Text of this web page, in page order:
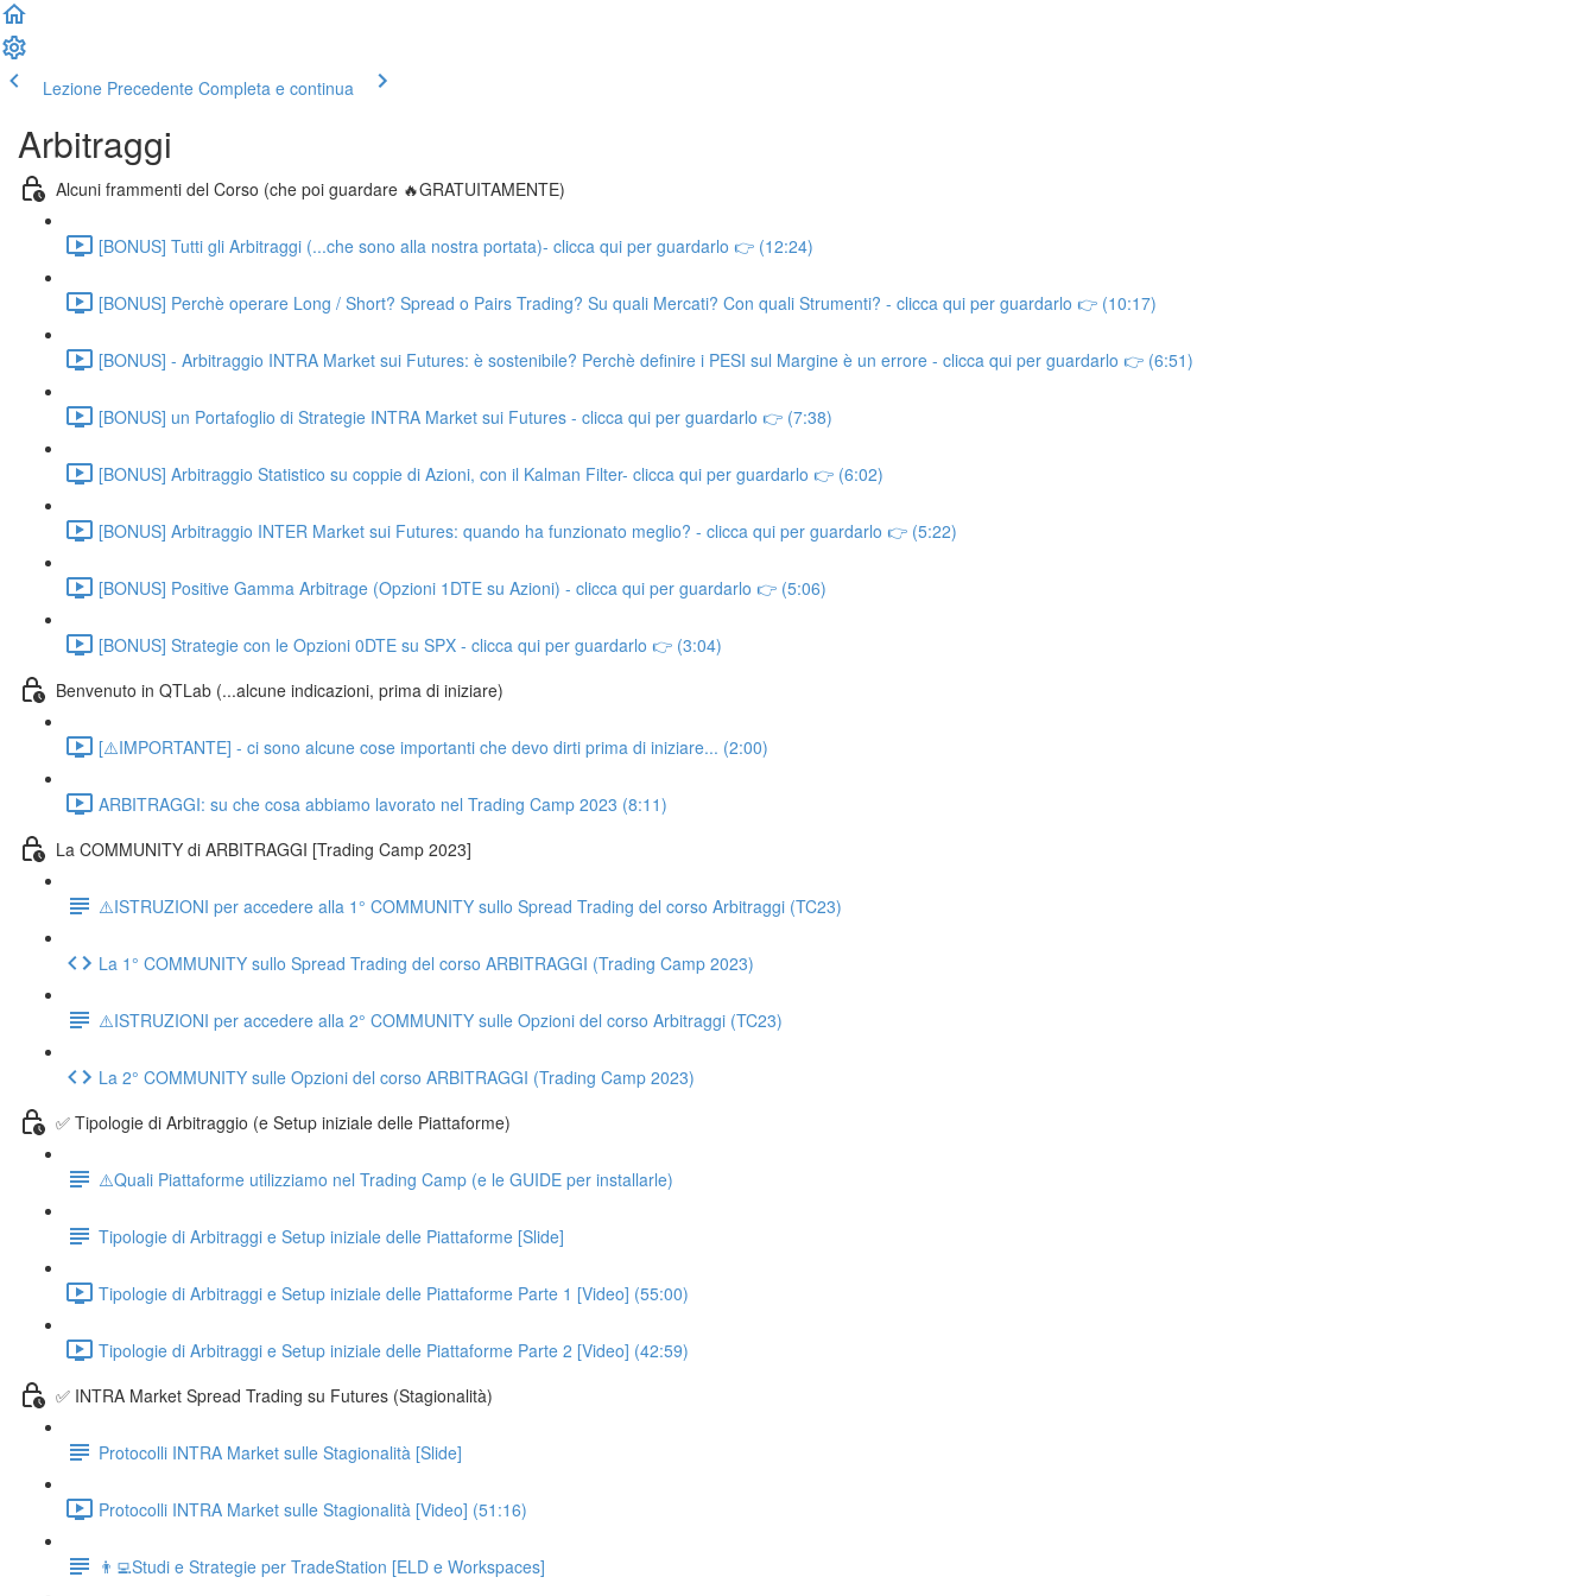
Lezione Precedente Completa e continua
Arbitraggi
Alcuni frammenti del Corso (che poi guardare 🔥GRATUITAMENTE)
[BONUS] Tutti gli Arbitraggi (...che sono alla nostra portata)- clicca qui per guardarlo 👉 (12:24)
[BONUS] Perchè operare Long / Short? Spread o Pairs Trading? Su quali Mercati? Con quali Strumenti? - clicca qui per guardarlo 👉 (10:17)
[BONUS] - Arbitraggio INTRA Market sui Futures: è sostenibile? Perchè definire i PESI sul Margine è un errore - clicca qui per guardarlo 👉 (6:51)
[BONUS] un Portafoglio di Strategie INTRA Market sui Futures - clicca qui per guardarlo 👉 (7:38)
[BONUS] Arbitraggio Statistico su coppie di Azioni, con il Kalman Filter- clicca qui per guardarlo 👉 (6:02)
[BONUS] Arbitraggio INTER Market sui Futures: quando ha funzionato meglio? - clicca qui per guardarlo 👉 (5:22)
[BONUS] Positive Gamma Arbitrage (Opzioni 1DTE su Azioni) - clicca qui per guardarlo 👉 (5:06)
[BONUS] Strategie con le Opzioni 0DTE su SPX - clicca qui per guardarlo 👉 (3:04)
Benvenuto in QTLab (...alcune indicazioni, prima di iniziare)
[⚠️IMPORTANTE] - ci sono alcune cose importanti che devo dirti prima di iniziare... (2:00)
ARBITRAGGI: su che cosa abbiamo lavorato nel Trading Camp 2023 (8:11)
La COMMUNITY di ARBITRAGGI [Trading Camp 2023]
⚠️ISTRUZIONI per accedere alla 1° COMMUNITY sullo Spread Trading del corso Arbitraggi (TC23)
La 1° COMMUNITY sullo Spread Trading del corso ARBITRAGGI (Trading Camp 2023)
⚠️ISTRUZIONI per accedere alla 2° COMMUNITY sulle Opzioni del corso Arbitraggi (TC23)
La 2° COMMUNITY sulle Opzioni del corso ARBITRAGGI (Trading Camp 2023)
✅ Tipologie di Arbitraggio (e Setup iniziale delle Piattaforme)
⚠️Quali Piattaforme utilizziamo nel Trading Camp (e le GUIDE per installarle)
Tipologie di Arbitraggi e Setup iniziale delle Piattaforme [Slide]
Tipologie di Arbitraggi e Setup iniziale delle Piattaforme Parte 1 [Video] (55:00)
Tipologie di Arbitraggi e Setup iniziale delle Piattaforme Parte 2 [Video] (42:59)
✅ INTRA Market Spread Trading su Futures (Stagionalità)
Protocolli INTRA Market sulle Stagionalità [Slide]
Protocolli INTRA Market sulle Stagionalità [Video] (51:16)
👨‍💻Studi e Strategie per TradeStation [ELD e Workspaces]